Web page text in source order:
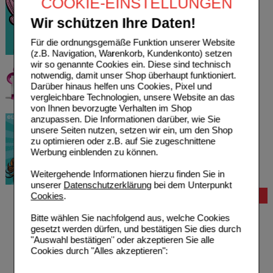
Wir schützen Ihre Daten!
Für die ordnungsgemäße Funktion unserer Website
(z.B. Navigation, Warenkorb, Kundenkonto) setzen
wir so genannte Cookies ein. Diese sind technisch
notwendig, damit unser Shop überhaupt funktioniert.
Darüber hinaus helfen uns Cookies, Pixel und
vergleichbare Technologien, unsere Website an das
von Ihnen bevorzugte Verhalten im Shop
anzupassen. Die Informationen darüber, wie Sie
unsere Seiten nutzen, setzen wir ein, um den Shop
zu optimieren oder z.B. auf Sie zugeschnittene
Werbung einblenden zu können.
Weitergehende Informationen hierzu finden Sie in
unserer Datenschutzerklärungbei dem Unterpunkt
Cookies.
Bitte wählen Sie nachfolgend aus, welche Cookies
gesetzt werden dürfen, und bestätigen Sie dies durch
"Auswahl bestätigen" oder akzeptieren Sie alle
Cookies durch "Alles akzeptieren":
Hilfe zur Anmeldung
Hilfe zum Bestellvorgang
Zahlungsmöglichkeiten
Rezepte einlösen
Freiumschläge anfordern